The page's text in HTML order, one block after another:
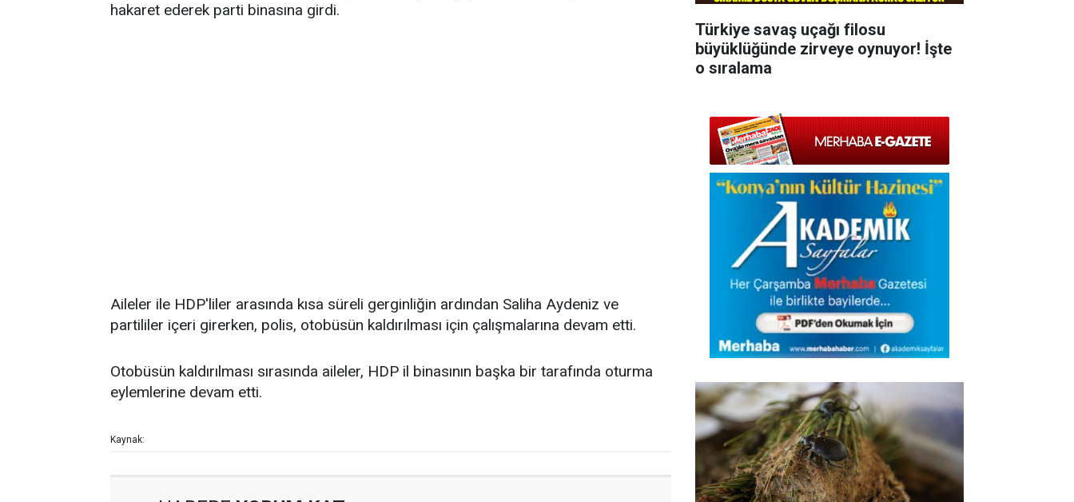
hakaret ederek parti binasına girdi.
Aileler ile HDP'liler arasında kısa süreli gerginliğin ardından Saliha Aydeniz ve
partililer içeri girerken, polis, otobüsün kaldırılması için çalışmalarına devam etti.
Otobüsün kaldırılması sırasında aileler, HDP il binasının başka bir tarafında oturma
eylemlerine devam etti.
Kaynak:
Türkiye savaş uçağı filosu
büyüklüğünde zirveye oynuyor! İşte
o sıralama